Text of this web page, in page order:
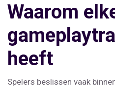
Waarom
heeft
Spelers beslissen vaak